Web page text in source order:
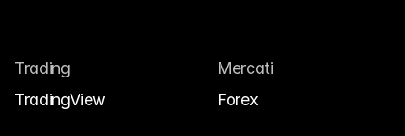
Trading
TradingView
Mercati
Forex